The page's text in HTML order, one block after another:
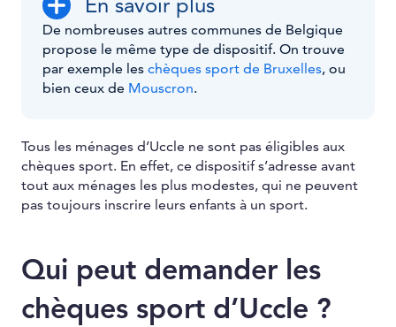
De nombreuses autres communes de Belgique
propose le même type de dispositif. On trouve
par exemple les chèques sport de Bruxelles, ou
bien ceux de Mouscron.
Tous les ménages d’Uccle ne sont pas éligibles aux
chèques sport. En effet, ce dispositif s’adresse avant
tout aux ménages les plus modestes, qui ne peuvent
pas toujours inscrire leurs enfants à un sport.
Qui peut demander les
chèques sport d’Uccle ?